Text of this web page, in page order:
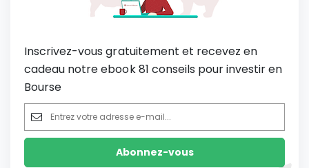
Inscrivez-vous gratuitement et recevez en
cadeau notre ebook 81 conseils pour investir en
Bourse